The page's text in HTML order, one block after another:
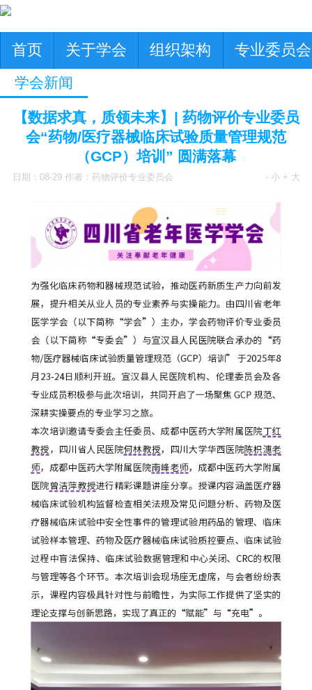
首页 关于学会 组织架构 专业委员会
学会新闻
【数据求真，质领未来】| 药物评价专业委员
会“药物/医疗器械临床试验质量管理规范
（GCP）培训” 圆满落幕
日期：08-29 作者：药物评价专业委员会 - 小 + 大